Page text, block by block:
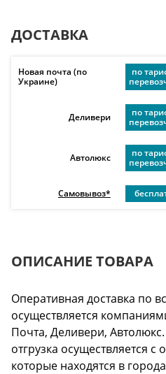
ДОСТАВКА
Новая почта (по
Украине)
по
Деливери
по
Автолюкс
по
Самовывоз*
ОПИСАНИЕ ТОВАРА
Оперативная доставка по
осуществляется
Почта, Деливери,
отгрузка осуществляется с
которые находятся в